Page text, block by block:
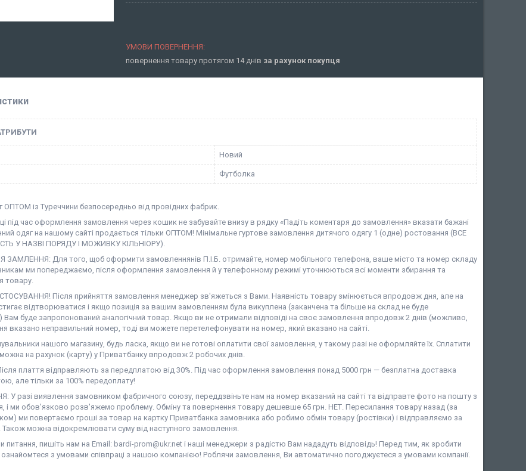
повернення товару протягом 14 днів за рахунок покупця
Новий
Футболка
ОПТОМ із Туреччини безпосередньо від провідних фабрик.
під час оформлення замовлення через кошик не забувайте внизу в рядку «Падіть коментаря до замовлення» вказати бажані
одяг на нашому сайті продається тільки ОПТОМ! Мінімальне гуртове замовлення дитячого одягу 1 (одне) ростовання (ВСЕ
У НАЗВІ ПОРЯДУ І МОЖИВКУ КІЛЬНІОРУ).
Для того, щоб оформити замовленнянів П.І.Б. отримайте, номер мобільного телефона, ваше місто та номер складу
ми попереджаємо, після оформлення замовлення й у телефонному режимі уточнюються всі моменти збирання та
товару.
Після прийняття замовлення менеджер зв'яжеться з Вами. Наявність товару змінюється впродовж дня, але на
відтворюватися і якщо позиція за вашим замовленням була викуплена (заканчена та більше на склад не буде
Вам буде запропонований аналогічний товар. Якщо ви не отримали відповіді на своє замовлення впродовж 2 днів (можливо,
вказано неправильний номер, тоді ви можете перетелефонувати на номер, який вказано на сайті.
нашого магазину, будь ласка, якщо ви не готові оплатити свої замовлення, у такому разі не оформляйте їх. Сплатити
на рахунок (карту) у Приватбанку впродовж 2 робочих днів.
плаття відправляють за передплатою від 30%. Під час оформлення замовлення понад 5000 грн — безплатна доставка
але тільки за 100% передоплату!
У разі виявлення замовником фабричного союзу, переддзвіньте нам на номер вказаний на сайті та відправте фото на пошту з
і ми обов'язково розв'яжемо проблему. Обміну та повернення товару дешевше 65 грн. НЕТ. Пересилання товару назад (за
ми повертаємо гроші за товар на картку Приватбанка замовника або робимо обмін товару (ростівки) і відправляємо за
Також можна відокремлювати суму від наступного замовлення.
питання, пишіть нам на Email: bardi-prom@ukr.net і наші менеджери з радістю Вам нададуть відповідь! Перед тим, як зробити
з умовами співпраці з нашою компанією! Роблячи замовлення, Ви автоматично погоджуєтеся з умовами компанії.